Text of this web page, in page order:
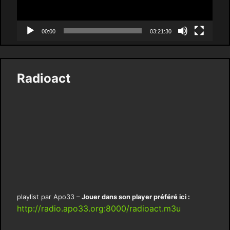
00:00 03:21:30
Radioact
playlist par Apo33 –Jouer dans son player préféré ici :
http://radio.apo33.org:8000/radioact.m3u